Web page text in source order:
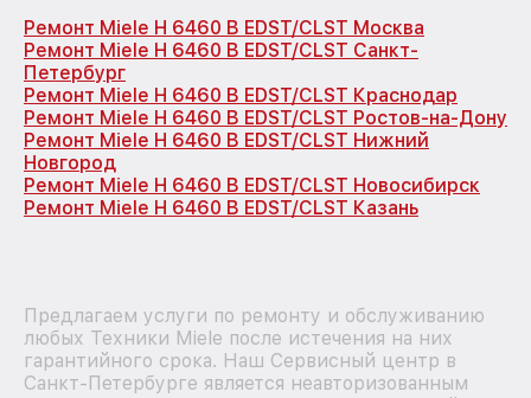
Ремонт Miele H 6460 B EDST/CLST Москва
Ремонт Miele H 6460 B EDST/CLST Санкт-
Петербург
Ремонт Miele H 6460 B EDST/CLST Краснодар
Ремонт Miele H 6460 B EDST/CLST Ростов-на-Дону
Ремонт Miele H 6460 B EDST/CLST Нижний
Новгород
Ремонт Miele H 6460 B EDST/CLST Новосибирск
Ремонт Miele H 6460 B EDST/CLST Казань
Предлагаем услуги по ремонту и обслуживанию
любых Техники Miele после истечения на них
гарантийного срока. Наш Сервисный центр в
Санкт-Петербурге является неавторизованным